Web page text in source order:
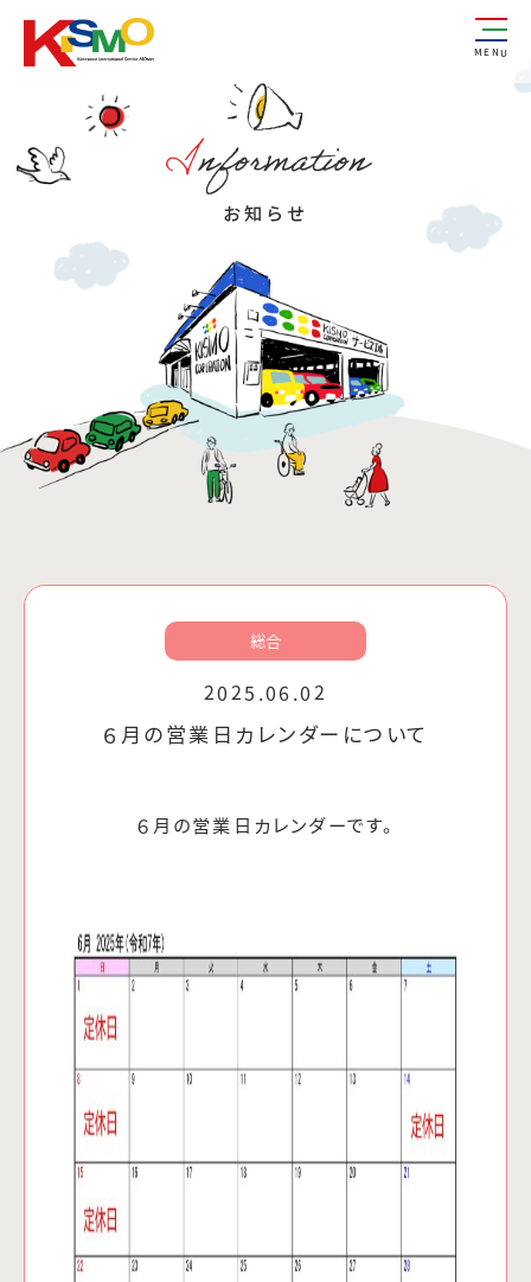
MENU
Information
お知らせ
総合
2025.06.02
６月の営業日カレンダーについて
６月の営業日カレンダーです。